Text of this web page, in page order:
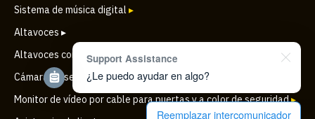
Sistema de música digital ▸
Altavoces ▸
Altavoces comerciales▸
Cámara de seguridad IP inalámbrica para puertas
Monitor de vídeo por cable para puertas y a color de seguridad▸
Support Assistance
¿Le puedo ayudar en algo?
Reemplazar intercomunicador